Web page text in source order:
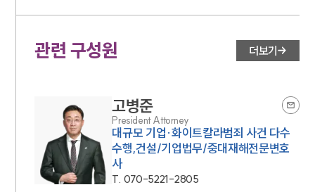
관련 구성원 더보기
고병준
President Attorney
대규모 기업·화이트칼라범죄 사건 다수
수행,건설/기업법무/중대재해전문변호
사
T. 070-5221-2805